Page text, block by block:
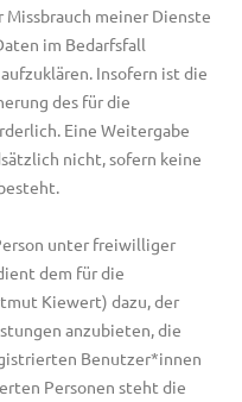
Missbrauch meiner Dienste
im Bedarfsfall
Insofern ist die
des für die
Eine Weitergabe
nicht, sofern keine
unter freiwilliger
dem für die
Kiewert) dazu, der
anzubieten, die
Benutzer*innen
Personen steht die